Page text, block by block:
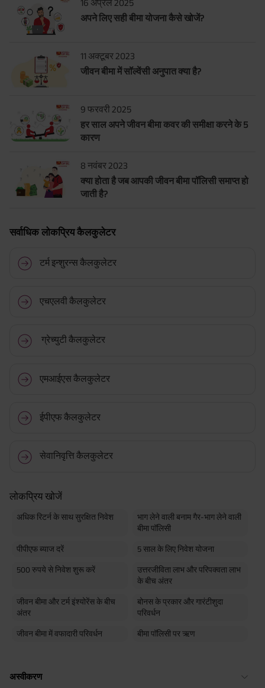
16 अप्रैल 2025
अपने लिए सही बीमा योजना कैसे खोजें?
11 अक्टूबर 2023
जीवन बीमा में सॉल्वेंसी अनुपात क्या है?
9 फरवरी 2025
हर साल अपने जीवन बीमा कवर की समीक्षा करने के 5
कारण
8 नवंबर 2023
क्या होता है जब आपकी जीवन बीमा पॉलिसी समाप्त हो
जाती है?
सर्वाधिक लोकप्रिय कैलकुलेटर
टर्म इन्शुरन्स कैलकुलेटर
एचएलवी कैलकुलेटर
ग्रेच्युटी कैलकुलेटर
एमआईएस कैलकुलेटर
ईपीएफ कैलकुलेटर
सेवानिवृत्ति कैलकुलेटर
लोकप्रिय खोजें
अधिक रिटर्न के साथ सुरक्षित निवेश
भाग लेने वाली बनाम गैर-भाग लेने वाली
बीमा पॉलिसी
पीपीएफ ब्याज दरें 5 साल के लिए निवेश योजना
500 रुपये से निवेश शुरू करें
उत्तरजीविता लाभ और परिपक्वता लाभ
के बीच अंतर
जीवन बीमा और टर्म इंश्योरेंस के बीच
अंतर
बोनस के प्रकार और गारंटीशुदा
परिवर्धन
जीवन बीमा में वफादारी परिवर्धन बीमा पॉलिसी पर ऋण
अस्वीकरण